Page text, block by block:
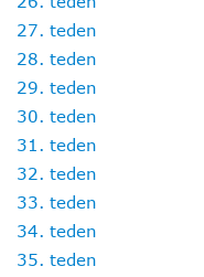
27. teden
28. teden
29. teden
30. teden
31. teden
32. teden
33. teden
34. teden
35. teden